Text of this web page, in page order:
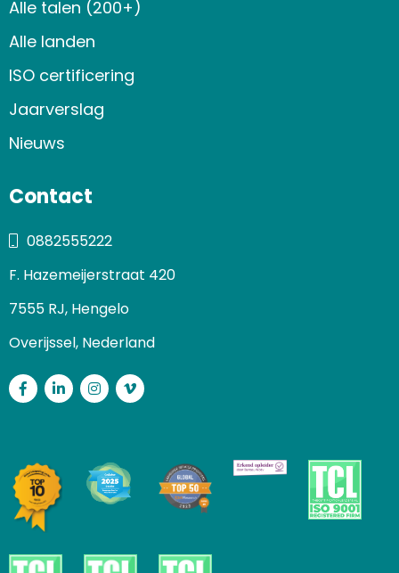
Alle talen (200+)
Alle landen
ISO certificering
Jaarverslag
Nieuws
Contact
0882555222
F. Hazemeijerstraat 420
7555 RJ, Hengelo
Overijssel, Nederland
Facebook
LinkedInInstagram
Vimeo